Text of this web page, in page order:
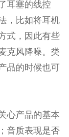
耳塞的线控
，比如将耳机
式，因此有些
克风降噪。类
品的时候也可
心产品的基本
音质表现是否